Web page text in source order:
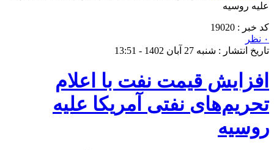
علیه روسیه
کد خبر : 19020
۰ نظر
تاریخ انتشار : شنبه 27 آبان 1402 - 13:51
افزایش قیمت نفت با اعلام
تحریم‌های نفتی آمریکا علیه
روسیه